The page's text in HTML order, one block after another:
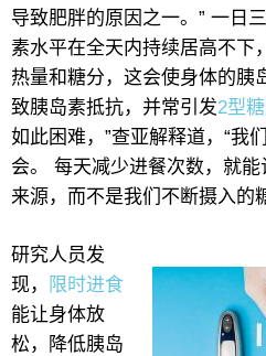
导致肥胖的原因之一。” 一日
素水平在全天内持续居高不下
热量和糖分，这会使身体的胰
致胰岛素抵抗，并常引发2型
如此困难，”查亚解释道，“我
会。 每天减少进餐次数，就
来源，而不是我们不断摄入的
研究人员发
现，
限时进食
能让身体放
松，降低胰岛